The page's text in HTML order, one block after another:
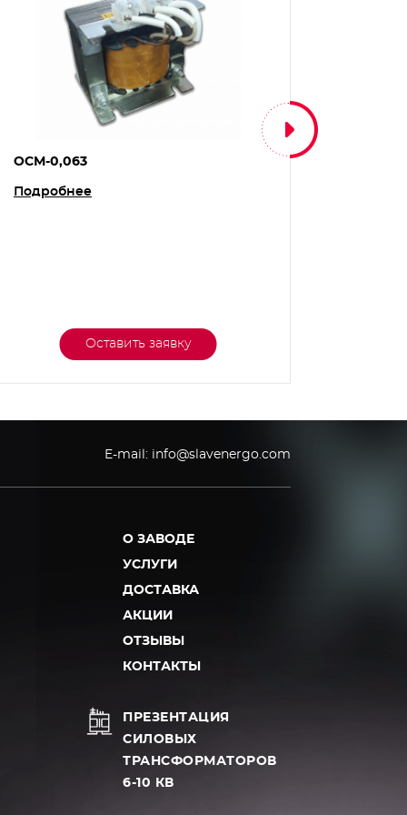
ОСМ-0,063
Подробнее
Оставить заявку
E-mail: info@slavenergo.com
О ЗАВОДЕ
УСЛУГИ
ДОСТАВКА
АКЦИИ
ОТЗЫВЫ
КОНТАКТЫ
ПРЕЗЕНТАЦИЯ
СИЛОВЫХ
ТРАНСФОРМАТОРОВ
6-10 КВ